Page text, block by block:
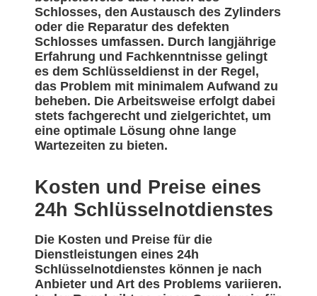
Schlosses, den Austausch des Zylinders
oder die Reparatur des defekten
Schlosses umfassen. Durch langjährige
Erfahrung und Fachkenntnisse gelingt
es dem Schlüsseldienst in der Regel,
das Problem mit minimalem Aufwand zu
beheben. Die Arbeitsweise erfolgt dabei
stets fachgerecht und zielgerichtet, um
eine optimale Lösung ohne lange
Wartezeiten zu bieten.
Kosten und Preise eines
24h Schlüsselnotdienstes
Die Kosten und Preise für die
Dienstleistungen eines 24h
Schlüsselnotdienstes können je nach
Anbieter und Art des Problems variieren.